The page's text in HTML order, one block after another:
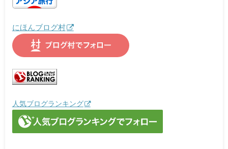
にほんブログ村
人気ブログランキング